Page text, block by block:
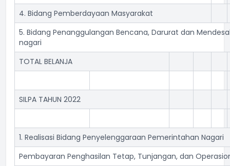
4. Bidang Pemberdayaan Masyarakat
5. Bidang Penanggulangan Bencana, Darurat dan
nagari
TOTAL BELANJA
SILPA TAHUN 2022
1. Realisasi Bidang Penyelenggaraan Pemerintahan Nagari
Pembayaran Penghasilan Tetap, Tunjangan, dan